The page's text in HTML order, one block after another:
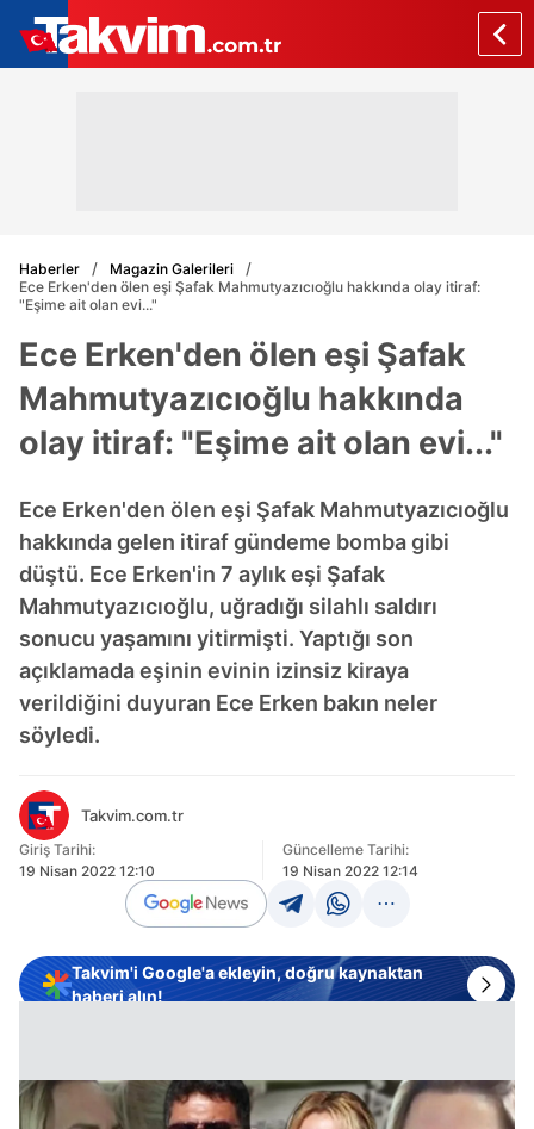
Haberler
Magazin Galerileri
Ece Erken'den ölen eşi Şafak Mahmutyazıcıoğlu hakkında olay itiraf:
"Eşime ait olan evi..."
Ece Erken'den ölen eşi Şafak
Mahmutyazıcıoğlu hakkında
olay itiraf: "Eşime ait olan evi..."
Ece Erken'den ölen eşi Şafak Mahmutyazıcıoğlu
hakkında gelen itiraf gündeme bomba gibi
düştü. Ece Erken'in 7 aylık eşi Şafak
Mahmutyazıcıoğlu, uğradığı silahlı saldırı
sonucu yaşamını yitirmişti. Yaptığı son
açıklamada eşinin evinin izinsiz kiraya
verildiğini duyuran Ece Erken bakın neler
söyledi.
Takvim.com.tr
Giriş Tarihi:
19 Nisan 2022 12:10
Güncelleme Tarihi:
19 Nisan 2022 12:14
Takvim'i Google'a ekleyin, doğru kaynaktan
haberi alın!